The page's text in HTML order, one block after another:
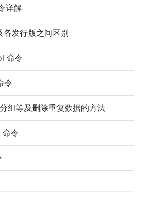
详解
各发行版之间区别
命令
令
组等及删除重复数据的方法
令